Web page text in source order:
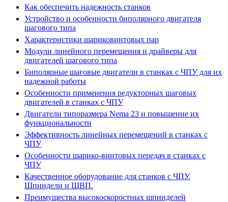
Как обеспечить надежность станков
Устройство и особенности биполярного двигателя
шагового типа
Характеристики шариковинтовых пар
Модули линейного перемещения и драйверы для
двигателей шагового типа
Биполярные шаговые двигатели в станках с ЧПУ для их
надежной работы
Особенности применения редукторных шаговых
двигателей в станках с ЧПУ
Двигатели типоразмера Nema 23 и повышение их
функциональности
Эффективность линейных перемещений в станках с
ЧПУ
Особенности шарико-винтовых передач в станках с
ЧПУ
Качественное оборудование для станков с ЧПУ.
Шпиндели и ШВП.
Преимущества высокоскоростных шпинделей